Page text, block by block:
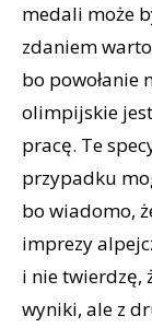
medali może
zdaniem warto
bo powołanie
olimpijskie
pracę. Te
przypadku
bo wiadomo,
imprezy
i nie twierdzę,
wyniki, ale z